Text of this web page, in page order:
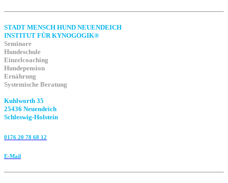
STADT MENSCH HUND NEUENDEICH
INSTITUT FÜR KYNOGOGIK®
Seminare
Hundeschule
Einzelcoaching
Hundepension
Ernährung
Systemische Beratung
Kuhlworth 35
25436 Neuendeich
Schleswig-Holstein
0176 20 78 68 12
E-Mail